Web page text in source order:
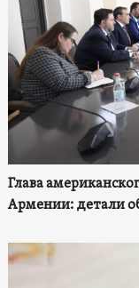
Глава
Армении: детали